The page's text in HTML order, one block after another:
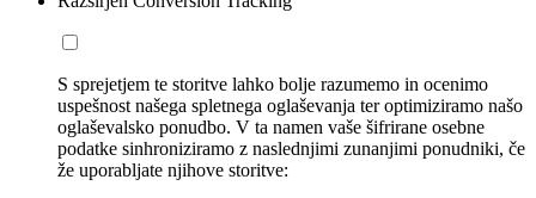
S sprejetjem te storitve lahko bolje razumemo in ocenimo
uspešnost našega spletnega oglaševanja ter optimiziramo našo
oglaševalsko ponudbo. V ta namen vaše šifrirane osebne
podatke sinhroniziramo z naslednjimi zunanjimi ponudniki, če
že uporabljate njihove storitve: